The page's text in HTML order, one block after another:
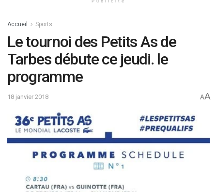
Publicité
Accueil Sports
Le tournoi des Petits As de
Tarbes débute ce jeudi. le
programme
18 janvier 2018 AA